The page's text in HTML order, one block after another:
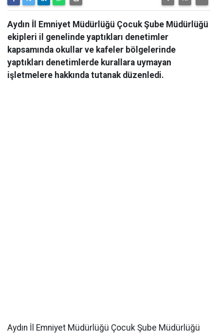
Aydın İl Emniyet Müdürlüğü Çocuk Şube Müdürlüğü
ekipleri il genelinde yaptıkları denetimler
kapsamında okullar ve kafeler bölgelerinde
yaptıkları denetimlerde kurallara uymayan
işletmelere hakkında tutanak düzenledi.
Aydın İl Emniyet Müdürlüğü Çocuk Şube Müdürlüğü